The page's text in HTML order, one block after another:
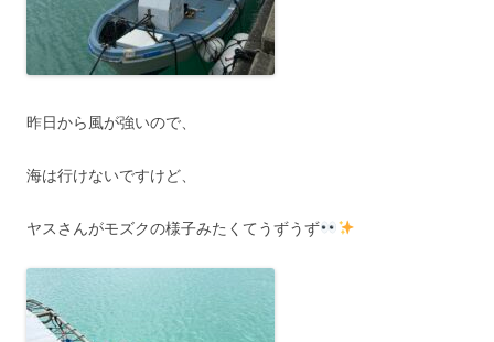
昨日から風が強いので、
海は行けないですけど、
ヤスさんがモズクの様子みたくてうずうず